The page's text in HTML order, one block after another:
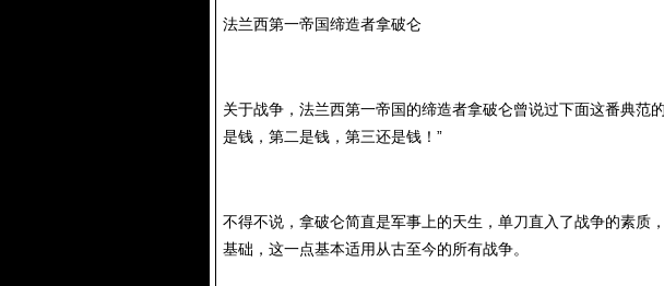
法兰西第一帝国缔造者拿破仑
关于战争，法兰西第一帝国的缔造者拿破仑曾说过下面这番典范
是钱，第二是钱，第三还是钱！”
不得不说，拿破仑简直是军事上的天生，单刀直入了战争的素质
基础，这一点基本适用从古至今的所有战争。